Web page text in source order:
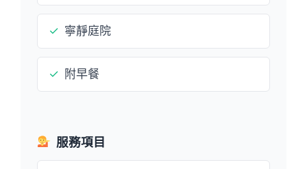
✓ 寧靜庭院
✓ 附早餐
服務項目